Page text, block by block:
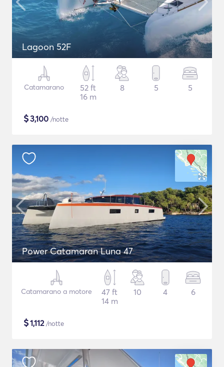
Lagoon 52F
Catamarano
52 ft
16 m
8 5 5
$3,100 /notte
Power Catamaran Luna 47
Catamarano a motore
47 ft
14 m
10 4 6
$1,112/notte